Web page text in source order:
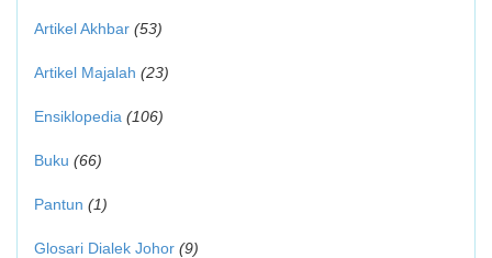
Artikel Akhbar (53)
Artikel Majalah (23)
Ensiklopedia (106)
Buku (66)
Pantun (1)
Glosari Dialek Johor (9)